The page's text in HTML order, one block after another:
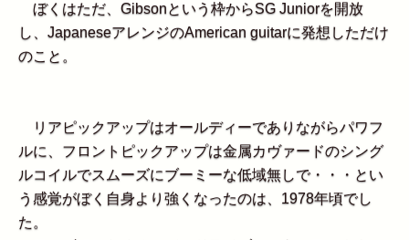
ぼくはただ、Gibsonという枠からSG Juniorを開放
し、JapaneseアレンジのAmerican guitarに発想しただけ
のこと。
リアピックアップはオールディーでありながらパワフ
ルに、フロントピックアップは金属カヴァードのシング
ルコイルでスムーズにブーミーな低域無しで・・・とい
う感覚がぼく自身より強くなったのは、1978年頃でし
た。